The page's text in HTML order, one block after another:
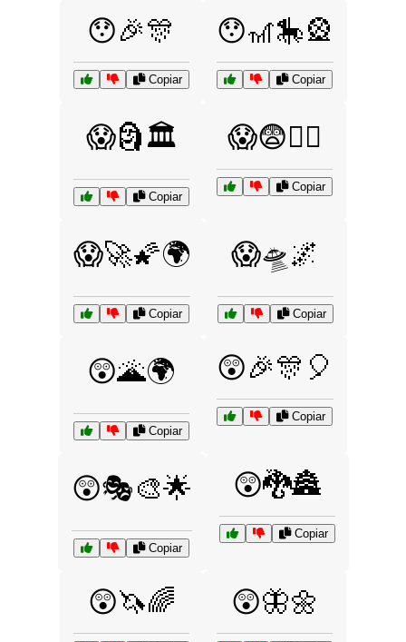
😯🎉🎊
Copiar
😯🎢🎠🎡
Copiar
😱🗿🏛️
Copiar
😱😨🏃‍♂️
Copiar
😱🚀🌠🌍
Copiar
😱🛸🌌
Copiar
😲🌋🌍
Copiar
😲🎉🎊🎈
Copiar
😲🎭🎨🌟
Copiar
😲🐉🏯
Copiar
😲🦄🌈 😲🦋🌼